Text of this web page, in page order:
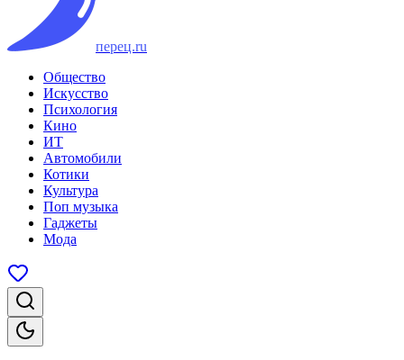
перец.ru
Общество
Искусство
Психология
Кино
ИТ
Автомобили
Котики
Культура
Поп музыка
Гаджеты
Мода